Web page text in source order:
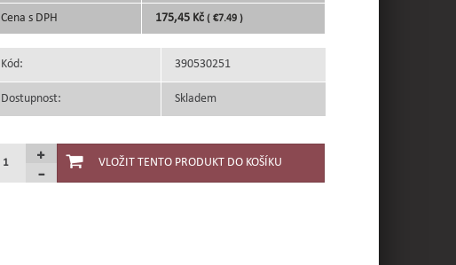
Cena s DPH 175,45 Kč ( €7.49 )
Kód: 390530251
Dostupnost: Skladem